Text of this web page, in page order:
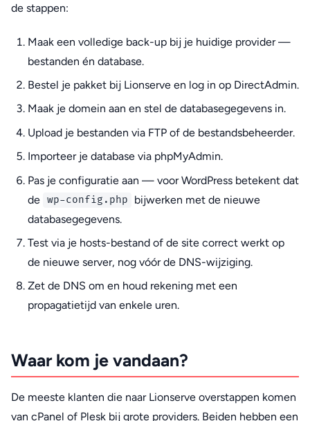
de stappen:
Maak een volledige back-up bij je huidige provider —
bestanden én database.
Bestel je pakket bij Lionserve en log in op DirectAdmin.
Maak je domein aan en stel de databasegegevens in.
Upload je bestanden via FTP of de bestandsbeheerder.
Importeer je database via phpMyAdmin.
Pas je configuratie aan — voor WordPress betekent dat
de wp-config.php
bijwerken met de nieuwe
databasegegevens.
Test via je hosts-bestand of de site correct werkt op
de nieuwe server, nog vóór de DNS-wijziging.
Zet de DNS om en houd rekening met een
propagatietijd van enkele uren.
Waar kom je vandaan?
De meeste klanten die naar Lionserve overstappen komen
van cPanel of Plesk bij grote providers. Beiden hebben een